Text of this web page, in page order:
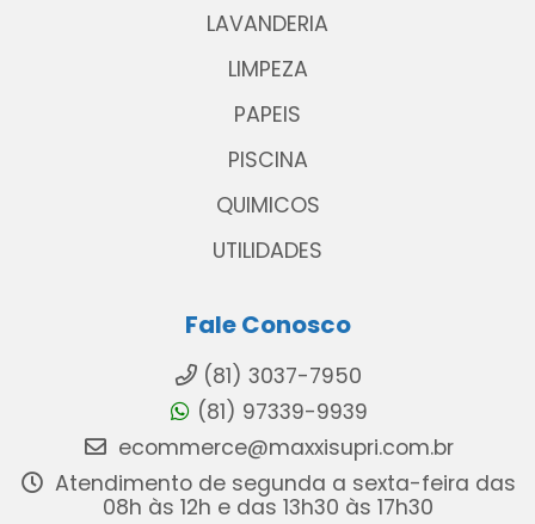
LAVANDERIA
LIMPEZA
PAPEIS
PISCINA
QUIMICOS
UTILIDADES
Fale Conosco
(81) 3037-7950
(81) 97339-9939
ecommerce@maxxisupri.com.br
Atendimento de segunda a sexta-feira das
08h às 12h e das 13h30 às 17h30